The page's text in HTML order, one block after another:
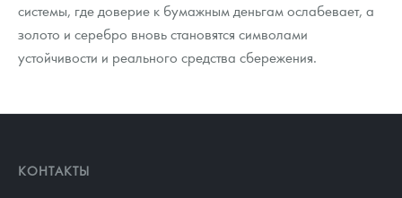
системы, где доверие к бумажным деньгам ослабевает, а
золото и серебро вновь становятся символами
устойчивости и реального средства сбережения.
КОНТАКТЫ